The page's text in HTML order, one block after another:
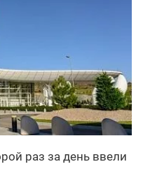
раз за день ввели